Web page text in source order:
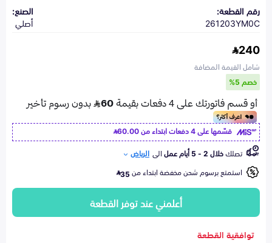
رقم القطعة:
261203YM0C
الصنع:
أصلي
240
شامل القيمة المضافة
خصم 5%
قسّمها على 4 دفعات ابتداء من
60.00
تصلكخلال 2 - 5 أيام عمل الى الرياض
استمتع برسوم شحن مخفضة ابتداء من35
أعلمني عند توفر القطعة
توافقية القطعة